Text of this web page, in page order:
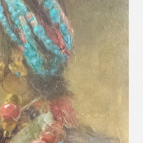
站地圖 隱私權政策
BY GRNET